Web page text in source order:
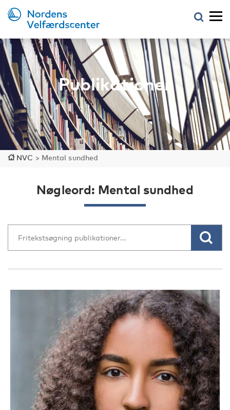
Publikationer
NVC > Mental sundhed
Nøgleord: Mental sundhed